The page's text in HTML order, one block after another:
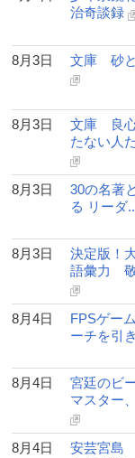
治奇談録
8月3日 文庫 砂
8月3日
文庫 良
たない人
8月3日
30の名著
る リーダ
8月3日
決定版！
語彙力
8月4日
FPSゲー
ーチを引
8月4日
宮廷のビ
マスター
8月4日
安芸宮島